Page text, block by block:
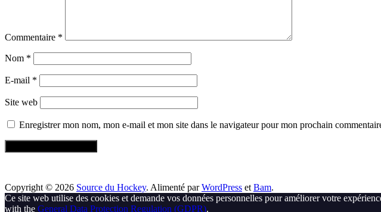
Commentaire *
Nom *
E-mail *
Site web
Enregistrer mon nom, mon e-mail et mon site dans le navigateur pour mon prochain
Copyright © 2026 Source du Hockey. Alimenté parWordPress et Bam.
Ce site web utilise des cookies et demande vos données personnelles pour améliorer votre
with the General Data Protection Regulation (GDPR).